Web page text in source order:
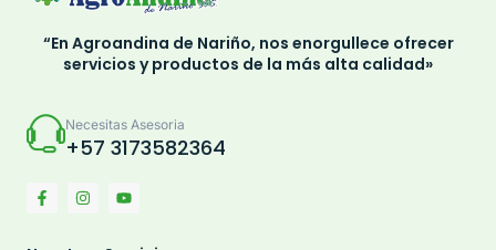
“En Agroandina de Nariño, nos enorgullece ofrecer
servicios y productos de la más alta calidad»
Necesitas Asesoria
+57 3173582364